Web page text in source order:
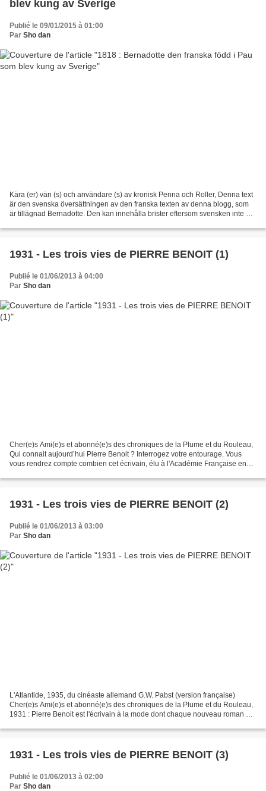
blev kung av Sverige
Publié le 09/01/2015 à 01:00
Par Sho dan
Kära (er) vän (s) och användare (s) av kronisk Penna och Roller, Denna text
är den svenska översättningen av den franska texten av denna blogg, som
är tillägnad Bernadotte. Den kan innehålla brister eftersom svensken inte är
1931 - Les trois vies de PIERRE BENOIT (1)
Publié le 01/06/2013 à 04:00
Par Sho dan
Cher(e)s Ami(e)s et abonné(e)s des chroniques de la Plume et du Rouleau,
Qui connait aujourd’hui Pierre Benoit ? Interrogez votre entourage. Vous
vous rendrez compte combien cet écrivain, élu à l'Académie Française en
1931 - Les trois vies de PIERRE BENOIT (2)
Publié le 01/06/2013 à 03:00
Par Sho dan
L'Atlantide, 1935, du cinéaste allemand G.W. Pabst (version française)
Cher(e)s Ami(e)s et abonné(e)s des chroniques de la Plume et du Rouleau,
1931 : Pierre Benoit est l'écrivain à la mode dont chaque nouveau roman est
1931 - Les trois vies de PIERRE BENOIT (3)
Publié le 01/06/2013 à 02:00
Par Sho dan